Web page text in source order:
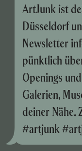
ArtJunk ist
Düsseldorf
Newsletter
pünktlich
Openings
Galerien,
deiner Nähe.
#artjunk